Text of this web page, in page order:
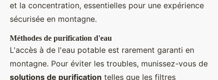
et la concentration, essentielles pour une expérience
sécurisée en montagne.
Méthodes de purification d'eau
L'accès à de l'eau potable est rarement garanti en
montagne. Pour éviter les troubles, munissez-vous de
solutions de purification telles que les filtres